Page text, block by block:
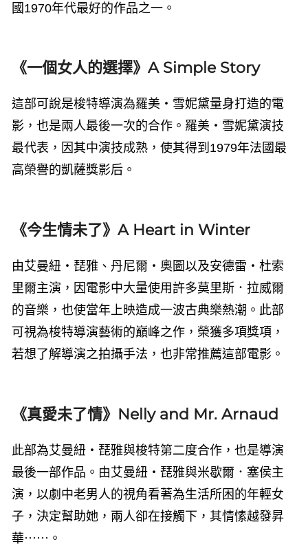
國 1970年代最好的作品之一。
《一個女人的選擇》A Simple Story
這部可說是梭特導演為羅美・雪妮黛量身打造的電
影，也是兩人最後一次的合作。羅美・雪妮黛演技
最代表，因其中演技成熟，使其得到 1979年法國最
高榮譽的凱薩獎影后。
《今生情未了》A Heart in Winter
由艾曼紐・琵雅、丹尼爾・奧圖以及安德雷・杜索
里爾主演，因電影中大量使用許多莫里斯．拉威爾
的音樂，也使當年上映造成一波古典樂熱潮。此部
可視為梭特導演藝術的巔峰之作，榮獲多項獎項，
若想了解導演之拍攝手法，也非常推薦這部電影。
《真愛未了情》Nelly and Mr. Arnaud
此部為艾曼紐・琵雅與梭特第二度合作，也是導演
最後一部作品。由艾曼紐・琵雅與米歇爾．塞侯主
演，以劇中老男人的視角看著為生活所困的年輕女
子，決定幫助她，兩人卻在接觸下，其情愫越發昇
華⋯⋯。